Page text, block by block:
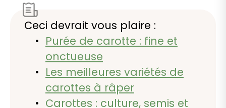
Ceci devrait vous plaire :
Purée de carotte : fine et
onctueuse
Les meilleures variétés de
carottes à râper
Carottes : culture, semis et